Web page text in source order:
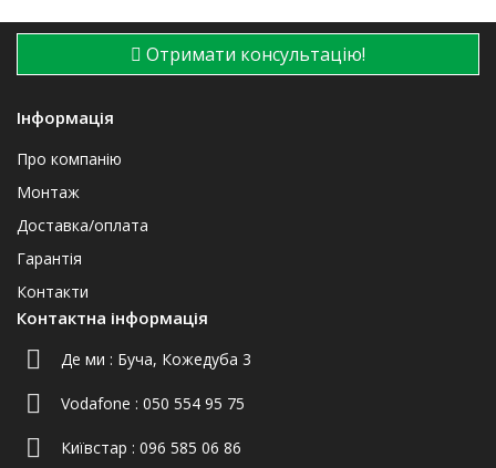
Отримати консультацію!
Інформація
Про компанію
Монтаж
Доставка/оплата
Гарантія
Контакти
Контактна інформація
Де ми : Буча, Кожедуба 3
Vodafone : 050 554 95 75
Київстар : 096 585 06 86